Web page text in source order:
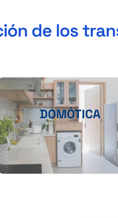
de los
DOMÓTICA